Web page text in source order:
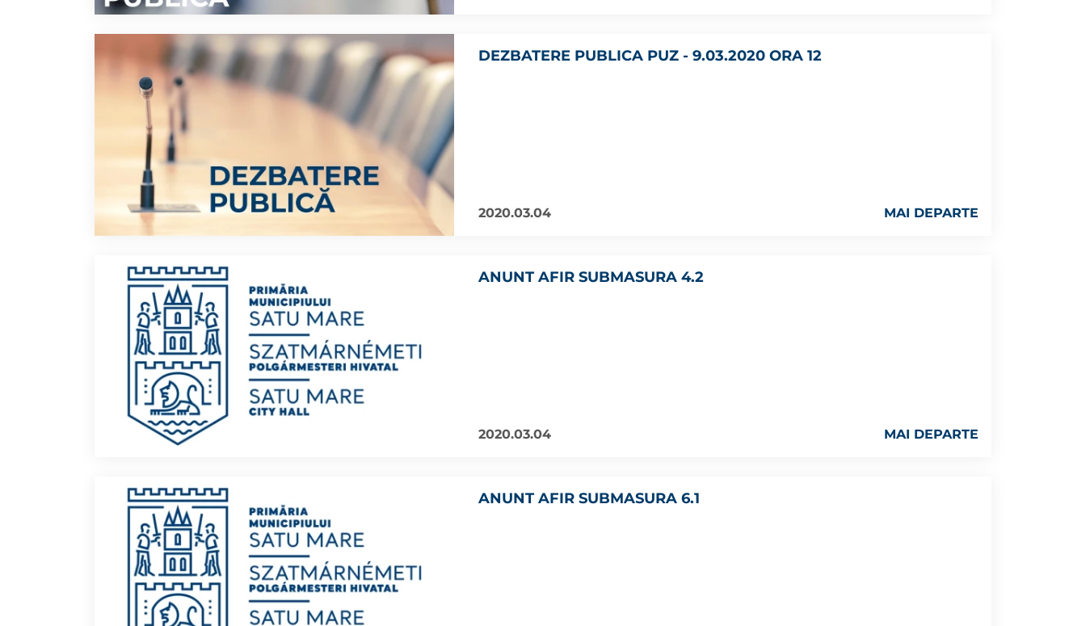
DEZBATERE PUBLICA PUZ - 9.03.2020 ORA 12
2020.03.04 MAI DEPARTE
ANUNT AFIR SUBMASURA 4.2
2020.03.04 MAI DEPARTE
ANUNT AFIR SUBMASURA 6.1